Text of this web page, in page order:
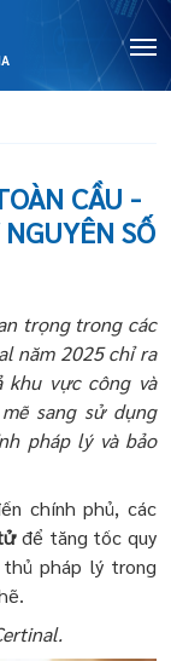
CẦU -
SỐ
trọng trong các
năm 2025 chỉ ra
khu vực công và
sang sử dụng
pháp lý và bảo
chính phủ, các
để tăng tốc quy
pháp lý trong